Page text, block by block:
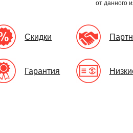
от данного
Скидки
Гарантия